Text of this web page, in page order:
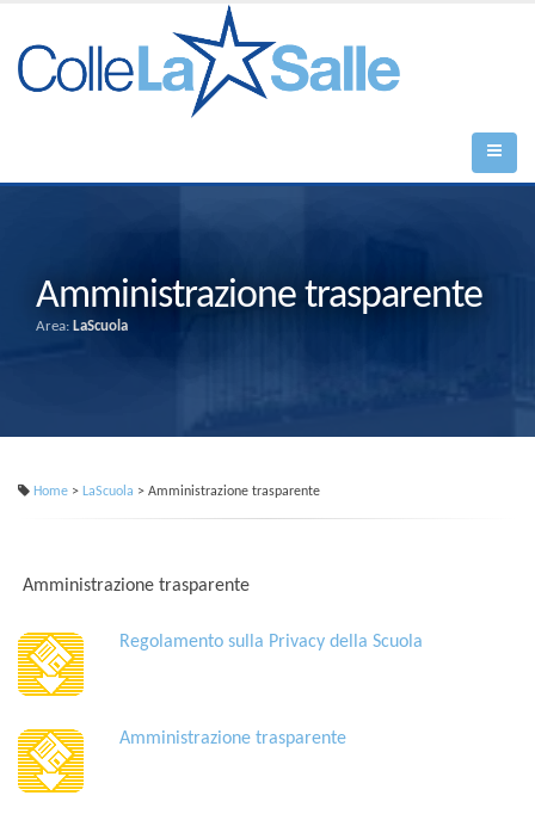
Amministrazione trasparente
Area: LaScuola
Home > LaScuola > Amministrazione trasparente
Amministrazione trasparente
Regolamento sulla Privacy della Scuola
Amministrazione trasparente